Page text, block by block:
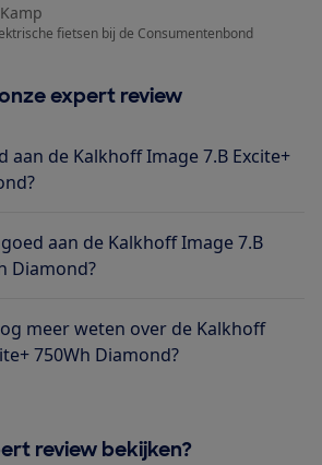
fietsen bij de Consumentenbond
expert review
aan de Kalkhoff Image 7.B Excite+
aan de Kalkhoff Image 7.B
Diamond?
meer weten over de Kalkhoff
750Wh Diamond?
review bekijken?